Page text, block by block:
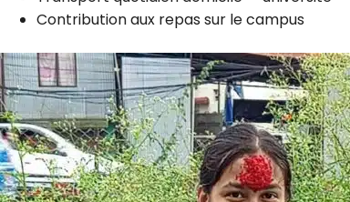
Contribution aux repas sur le campus